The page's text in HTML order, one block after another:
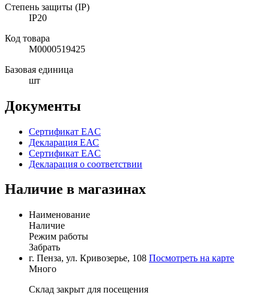
Степень защиты (IP)
IP20
Код товара
М0000519425
Базовая единица
шт
Документы
Сертификат EAC
Декларация ЕАС
Сертификат EAC
Декларация о соответствии
Наличие в магазинах
Наименование
Наличие
Режим работы
Забрать
г. Пенза, ул. Кривозерье, 108 Посмотреть на карте
Много
Склад закрыт для посещения